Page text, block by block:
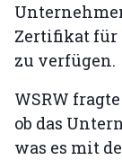
Zertifikat für
zu verfügen.
WSRW
ob das
was es mit